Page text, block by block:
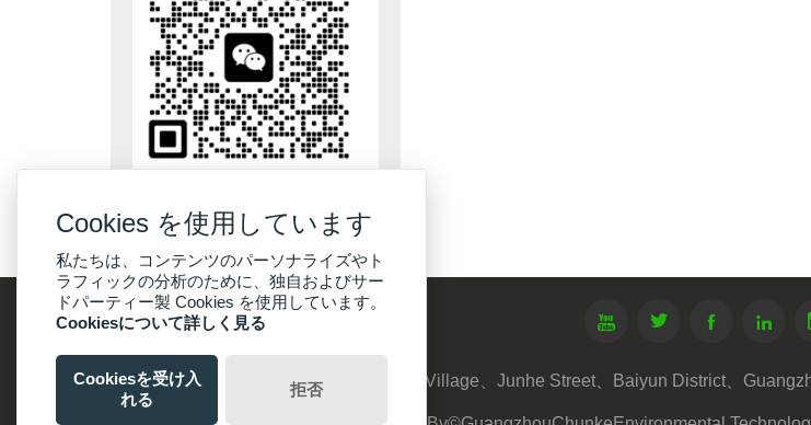
   
アドレス :No：8、Suyuanzhuang、Qinghu Village、Junhe Street、Baiyun District、
Cookies を使用しています
私たちは、コンテンツのパーソナライズやト
ラフィックの分析のために、独自およびサー
ドパーティー製 Cookies を使用しています。
Cookiesについて詳しく見る
Cookiesを受け入
れる
拒否